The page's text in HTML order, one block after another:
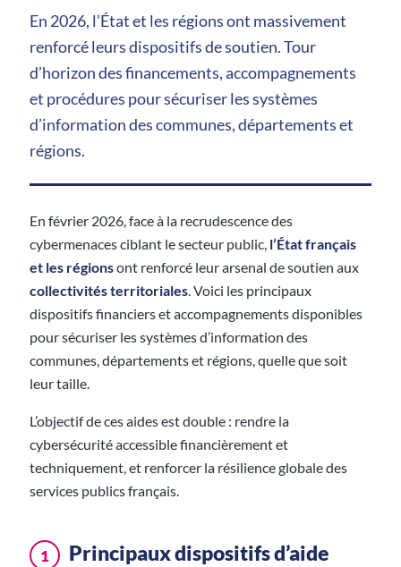
En 2026, l’État et les régions ont massivement
renforcé leurs dispositifs de soutien. Tour
d’horizon des financements, accompagnements
et procédures pour sécuriser les systèmes
d’information des communes, départements et
régions.
En février 2026, face à la recrudescence des
cybermenaces ciblant le secteur public, l’État français
et les régionsont renforcé leur arsenal de soutien aux
collectivités territoriales. Voici les principaux
dispositifs financiers et accompagnements disponibles
pour sécuriser les systèmes d’information des
communes, départements et régions, quelle que soit
leur taille.
L’objectif de ces aides est double : rendre la
cybersécurité accessible financièrement et
techniquement, et renforcer la résilience globale des
services publics français.
1 Principaux dispositifs d’aide